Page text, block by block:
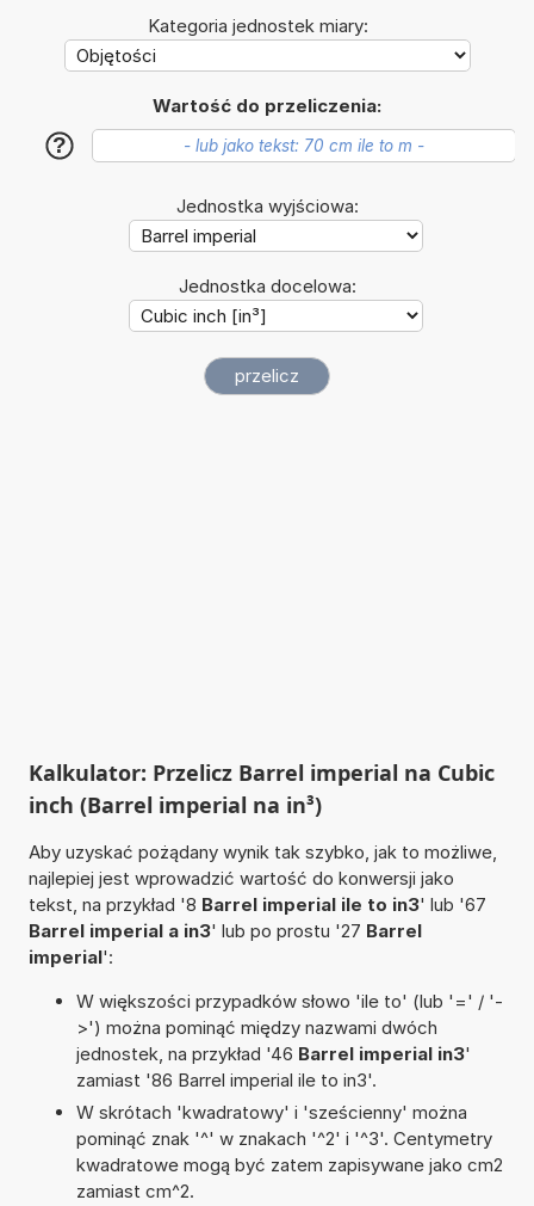
Kategoria jednostek miary:
Wartość do przeliczenia:
?
Jednostka wyjściowa:
Jednostka docelowa:
Kalkulator: Przelicz Barrel imperial na Cubic
inch (Barrel imperial na in³)
Aby uzyskać pożądany wynik tak szybko, jak to możliwe,
najlepiej jest wprowadzić wartość do konwersji jako
tekst, na przykład '8 Barrel imperial ile to in3' lub '67
Barrel imperial a in3' lub po prostu '27 Barrel
imperial':
W większości przypadków słowo 'ile to' (lub '=' / '-
>') można pominąć między nazwami dwóch
jednostek, na przykład '46 Barrel imperial in3'
zamiast '86 Barrel imperial ile to in3'.
W skrótach 'kwadratowy' i 'sześcienny' można
pominąć znak '^' w znakach '^2' i '^3'. Centymetry
kwadratowe mogą być zatem zapisywane jako cm2
zamiast cm^2.